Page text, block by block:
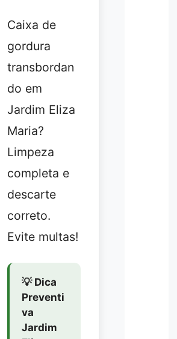
Caixa de
gordura
transbordan
do em
Jardim Eliza
Maria?
Limpeza
completa e
descarte
correto.
Evite multas!
💡 Dica
Preventi
va
Jardim